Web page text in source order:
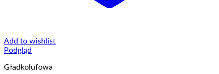
Add to wishlist
Podgląd
Gładkolufowa